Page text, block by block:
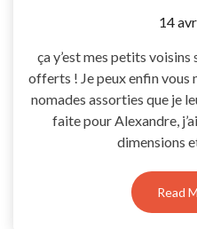
by
14
ça y’est mes petits
offerts ! Je peux enfin vous
nomades assorties que je
faite pour Alexandre,
dimensions
Read